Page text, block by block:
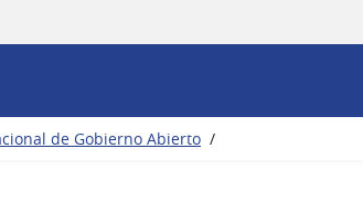
de Gobierno Abierto /